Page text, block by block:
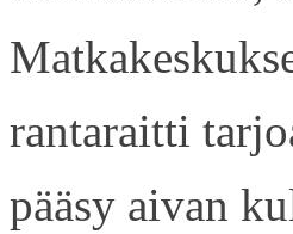
rantaraitti
pääsy aivan